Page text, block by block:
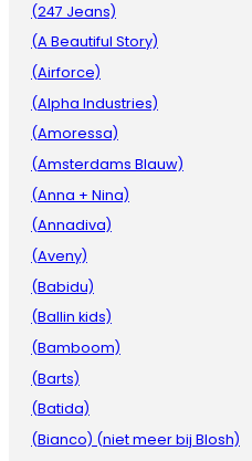
(247 Jeans)
(A Beautiful Story)
(Airforce)
(Alpha Industries)
(Amoressa)
(Amsterdams Blauw)
(Anna + Nina)
(Annadiva)
(Aveny)
(Babidu)
(Ballin kids)
(Bamboom)
(Barts)
(Batida)
(Bianco) (niet meer bij Blosh)